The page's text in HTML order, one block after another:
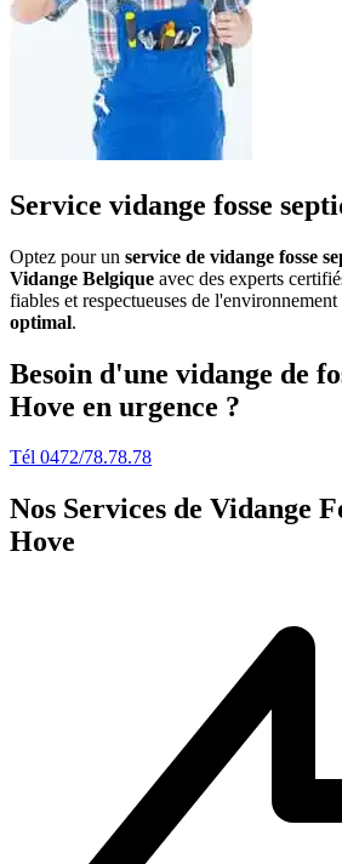
Service vidange fosse
Optez pour un service de vidange fosse
Vidange Belgique avec des experts
fiables et respectueuses de
optimal.
Besoin d'une vidange de
Hove en urgence ?
Tél 0472/78.78.78
Nos Services de Vidange
Hove